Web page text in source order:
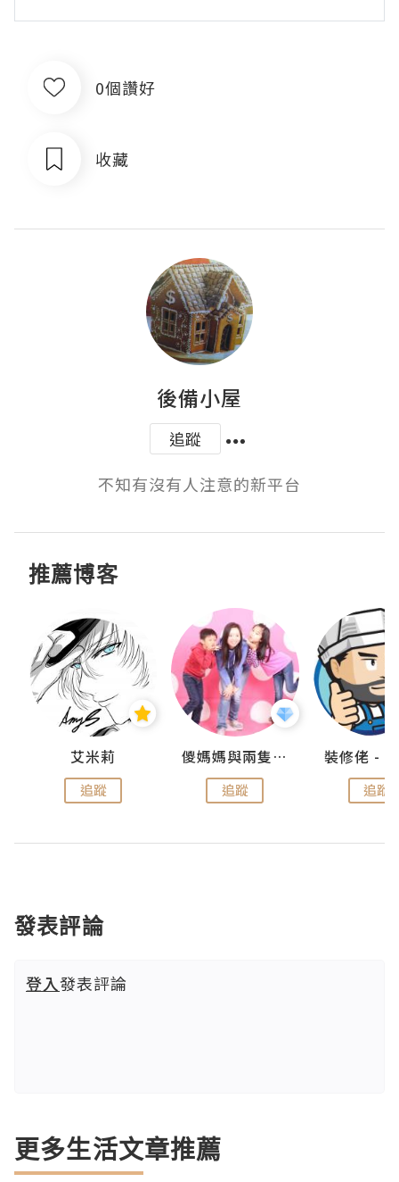
0個讚好
收藏
後備小屋
追蹤
不知有沒有人注意的新平台
推薦博客
艾米莉
追蹤
儍媽媽與兩隻小魔怪之家
追蹤 追蹤
發表評論
登入發表評論
更多生活文章推薦